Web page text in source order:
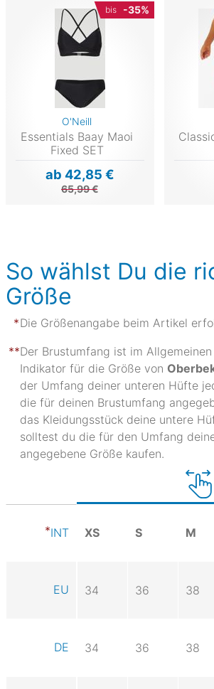
bis -35%
O'Neill
Essentials Baay Maoi
Fixed SET
ab 42,85 €
65,99 €
So wählst Du die
Größe
Die Größenangabe beim Artikel
Der Brustumfang ist im
Indikator für die Größe von
der Umfang deiner unteren Hüfte
die für deinen Brustumfang
das Kleidungsstück deine untere
solltest du die für den Umfang
angegebene Größe kaufen.
INT XS S M
EU 34 36 38
DE 34 36 38